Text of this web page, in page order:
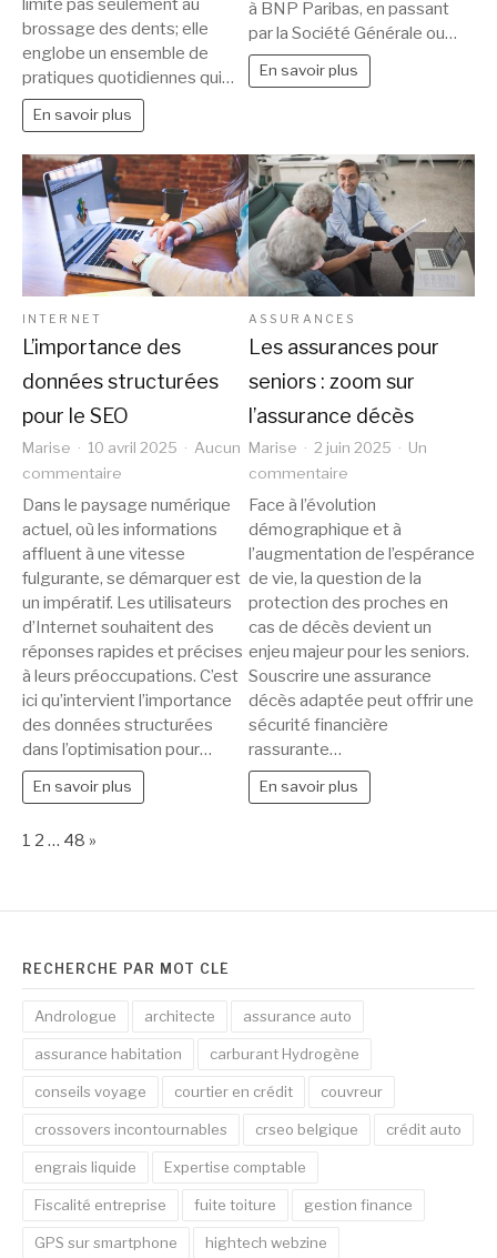
au
quotidien
:
conseils
pratiques
et
astuces
limite pas seulement au
brossage des dents; elle
englobe un ensemble de
pratiques quotidiennes qui…
En savoir plus
en
2025
?
à BNP Paribas, en passant
par la Société Générale ou…
En savoir plus
INTERNET
L’importance des
données structurées
pour le SEO
Marise 10 avril 2025
Aucun
commentaire
L’importance
des
données
structurées
pour
le
SEO
Dans le paysage numérique
actuel, où les informations
affluent à une vitesse
fulgurante, se démarquer est
un impératif. Les utilisateurs
d’Internet souhaitent des
réponses rapides et précises
à leurs préoccupations. C’est
ici qu’intervient l’importance
des données structurées
dans l’optimisation pour…
En savoir plus
ASSURANCES
Les assurances pour
seniors : zoom sur
l’assurance décès
Marise 2 juin 2025
Un
commentaire
Les
assurances
pour
seniors
:
zoom
sur
l’assurance
décès
Face à l’évolution
démographique et à
l’augmentation de l’espérance
de vie, la question de la
protection des proches en
cas de décès devient un
enjeu majeur pour les seniors.
Souscrire une assurance
décès adaptée peut offrir une
sécurité financière
rassurante…
En savoir plus
Page:
1 2 … 48 Next
»
RECHERCHE PAR MOT CLÉ
Andrologue architecte assurance auto
assurance habitation carburant Hydrogène
conseils voyage courtier en crédit couvreur
crossovers incontournables crseo belgique crédit auto
engrais liquide Expertise comptable
Fiscalité entreprise fuite toiture gestion finance
GPS sur smartphone hightech webzine